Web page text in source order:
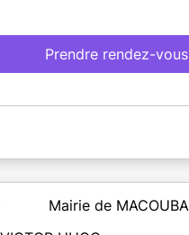
Prendre rendez-vous
Mairie de MACOUBA